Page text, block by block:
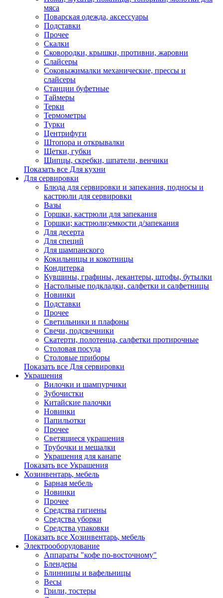
мяса
Поварская одежда, аксессуары
Подставки
Прочее
Скалки
Сковородки, крышки, противни, жаровни
Слайсеры
Соковыжималки механические, прессы и
слайсеры
Станции буфетные
Таймеры
Терки
Термометры
Турки
Центрифуги
Штопора и открывалки
Щетки, губки
Щипцы, скребки, шпатели, венчики
Показать все Для кухни
Для сервировки
Блюда для сервировки и запекания, подносы и
кастрюли для сервировки
Вазы
Горшки, кастрюли для запекания
Горшки; кастрюли;емкости д/запекания
Для десерта
Для специй
Для шампанского
Кокильницы и кокотницы
Кондитерка
Кувшины, графины, декантеры, штофы, бутылки
Настольные подкладки, салфетки и салфетницы
Новинки
Подставки
Прочее
Светильники и плафоны
Свечи, подсвечники
Скатерти, полотенца, салфетки протирочные
Столовая посуда
Столовые приборы
Показать все Для сервировки
Украшения
Вилочки и шампурчики
Зубочистки
Китайские палочки
Новинки
Папильотки
Прочее
Светящиеся украшения
Трубочки и мешалки
Украшения для канапе
Показать все Украшения
Хозинвентарь, мебель
Барная мебель
Новинки
Прочее
Средства гигиены
Средства уборки
Средства упаковки
Показать все Хозинвентарь, мебель
Электрооборудование
Аппараты "кофе по-восточному"
Блендеры
Блинницы и вафельницы
Весы
Грили, тостеры